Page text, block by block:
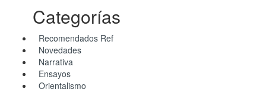
Categorías
Recomendados Ref
Novedades
Narrativa
Ensayos
Orientalismo